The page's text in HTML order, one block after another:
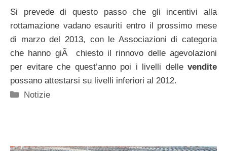
Si prevede di questo passo che gli incentivi alla
rottamazione vadano esauriti entro il prossimo mese
di marzo del 2013, con le Associazioni di categoria
che hanno giÃ chiesto il rinnovo delle agevolazioni
per evitare che quest’anno poi i livelli delle vendite
possano attestarsi su livelli inferiori al 2012.
Categorie
Notizie